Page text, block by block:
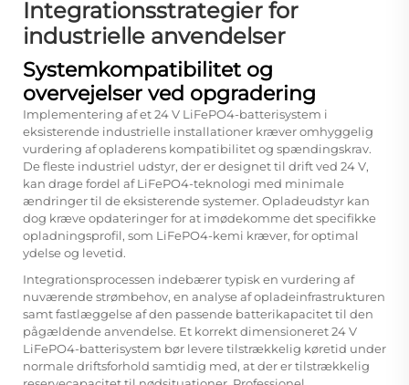
Integrationsstrategier for
industrielle anvendelser
Systemkompatibilitet og
overvejelser ved opgradering
Implementering af et 24 V LiFePO4-batterisystem i
eksisterende industrielle installationer kræver omhyggelig
vurdering af opladerens kompatibilitet og spændingskrav.
De fleste industriel udstyr, der er designet til drift ved 24 V,
kan drage fordel af LiFePO4-teknologi med minimale
ændringer til de eksisterende systemer. Opladeudstyr kan
dog kræve opdateringer for at imødekomme det specifikke
opladningsprofil, som LiFePO4-kemi kræver, for optimal
ydelse og levetid.
Integrationsprocessen indebærer typisk en vurdering af
nuværende strømbehov, en analyse af opladeinfrastrukturen
samt fastlæggelse af den passende batterikapacitet til den
pågældende anvendelse. Et korrekt dimensioneret 24 V
LiFePO4-batterisystem bør levere tilstrækkelig køretid under
normale driftsforhold samtidig med, at der er tilstrækkelig